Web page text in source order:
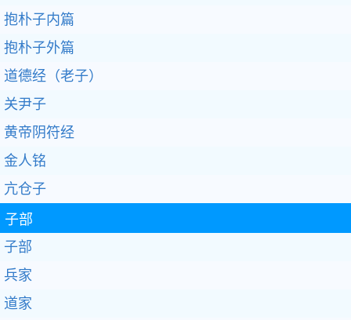
抱朴子内篇
抱朴子外篇
道德经（老子）
关尹子
黄帝阴符经
金人铭
亢仓子
子部
子部
兵家
道家